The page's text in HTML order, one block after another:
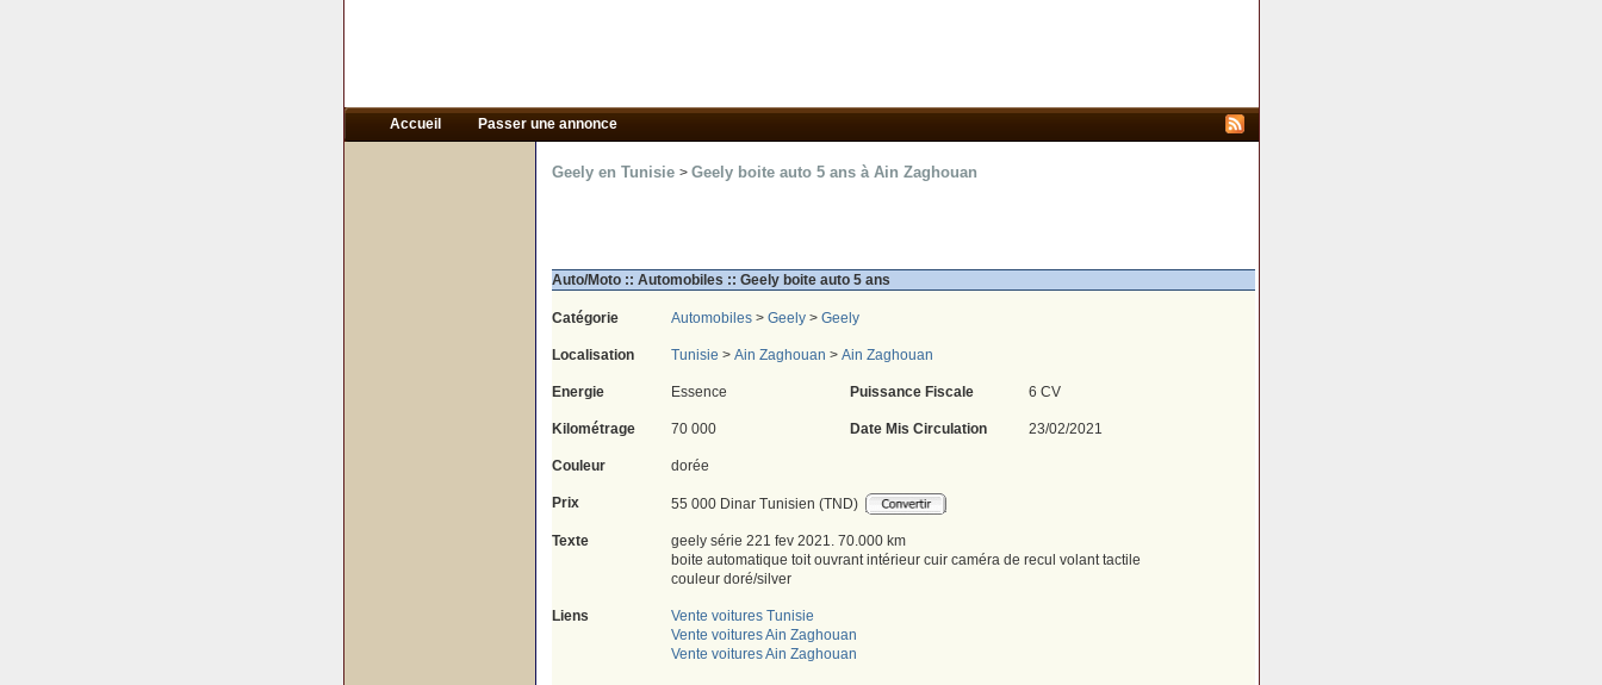
Accueil Passer une annonce
Geely en Tunisie > Geely boite auto 5 ans à Ain Zaghouan
Auto/Moto :: Automobiles :: Geely boite auto 5 ans
Catégorie Automobiles> Geely> Geely
Localisation Tunisie > Ain Zaghouan > Ain Zaghouan
Energie Essence Puissance Fiscale 6 CV
Kilométrage 70 000 Date Mis Circulation 23/02/2021
Couleur dorée
Prix 55 000 Dinar Tunisien (TND)
Texte
geely série 221 fev 2021. 70.000 km
boite automatique toit ouvrant intérieur cuir caméra de recul volant tactile
couleur doré/silver
Liens
Vente voitures Tunisie
Vente voitures Ain Zaghouan
Vente voitures Ain Zaghouan